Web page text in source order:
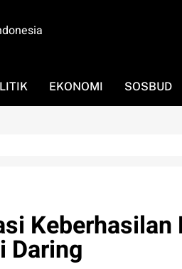
EKONOMI SOSBUD
Keberhasilan
Daring